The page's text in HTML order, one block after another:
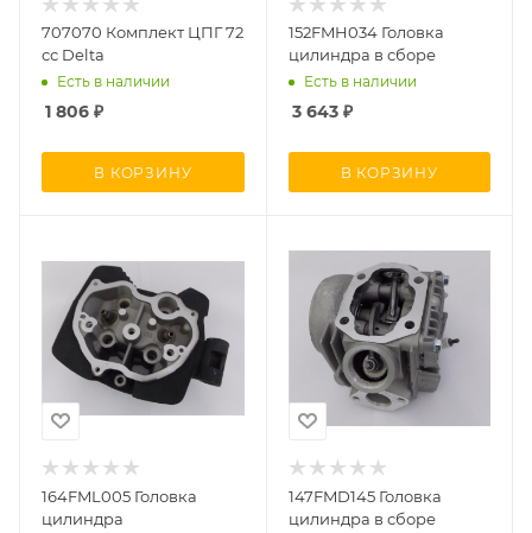
707070 Комплект ЦПГ 72
сс Delta
Есть в наличии
1 806 ₽
В КОРЗИНУ
152FMH034 Головка
цилиндра в сборе
Есть в наличии
3 643₽
В КОРЗИНУ
164FML005 Головка
цилиндра
147FMD145 Головка
цилиндра в сборе